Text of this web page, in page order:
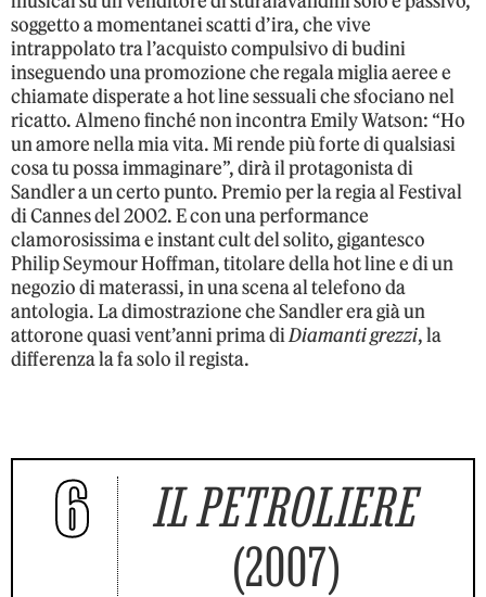
soggetto a momentanei scatti d’ira, che vive
intrappolato tra l’acquisto compulsivo di budini
inseguendo una promozione che regala miglia aeree e
chiamate disperate a hot line sessuali che sfociano nel
ricatto. Almeno finché non incontra Emily Watson: “Ho
un amore nella mia vita. Mi rende più forte di qualsiasi
cosa tu possa immaginare”, dirà il protagonista di
Sandler a un certo punto. Premio per la regia al Festival
di Cannes del 2002. E con una performance
clamorosissima e instant cult del solito, gigantesco
Philip Seymour Hoffman, titolare della hot line e di un
negozio di materassi, in una scena al telefono da
antologia. La dimostrazione che Sandler era già un
attorone quasi vent’anni prima diDiamanti grezzi, la
differenza la fa solo il regista.
6
IL PETROLIERE
(2007)